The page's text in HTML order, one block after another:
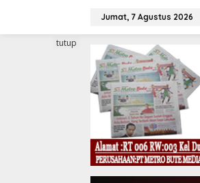
Jumat, 7 Agustus 2026
tutup